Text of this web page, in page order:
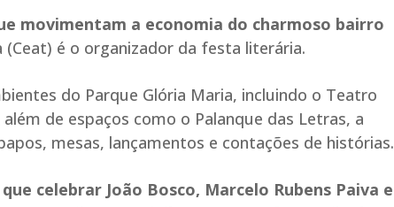
movimentam a economia do charmoso bairro
(Ceat) é o organizador da festa literária.
do Parque Glória Maria, incluindo o Teatro
de espaços como o Palanque das Letras, a
mesas, lançamentos e contações de histórias.
celebrar João Bosco, Marcelo Rubens Paiva e